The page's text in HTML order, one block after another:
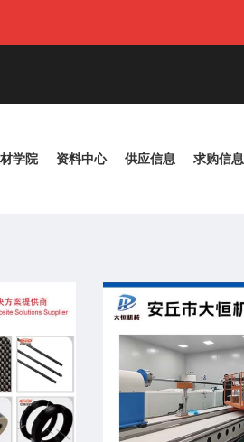
学院 资料中心 供应信息 求购信息